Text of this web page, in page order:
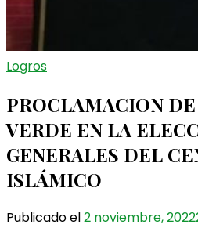
Logros
PROCLAMACION
VERDE EN LA
GENERALES DEL
ISLÁMICO
Publicado el2 noviembre, 2022